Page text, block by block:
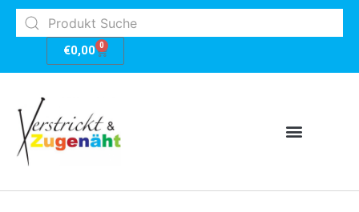
€0,00 0